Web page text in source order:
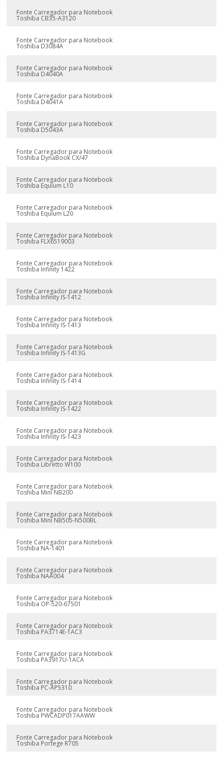
Fonte Carregador para Notebook
Toshiba CB35-A3120
Fonte Carregador para Notebook
Toshiba D3084A
Fonte Carregador para Notebook
Toshiba D4040A
Fonte Carregador para Notebook
Toshiba D4041A
Fonte Carregador para Notebook
Toshiba D5043A
Fonte Carregador para Notebook
Toshiba DynaBook CX/47
Fonte Carregador para Notebook
Toshiba Equium L10
Fonte Carregador para Notebook
Toshiba Equium L20
Fonte Carregador para Notebook
Toshiba FLX6519003
Fonte Carregador para Notebook
Toshiba Infinity 1422
Fonte Carregador para Notebook
Toshiba Infinity IS-1412
Fonte Carregador para Notebook
Toshiba Infinity IS-1413
Fonte Carregador para Notebook
Toshiba Infinity IS-1413G
Fonte Carregador para Notebook
Toshiba Infinity IS-1414
Fonte Carregador para Notebook
Toshiba Infinity IS-1422
Fonte Carregador para Notebook
Toshiba Infinity IS-1423
Fonte Carregador para Notebook
Toshiba Libretto W100
Fonte Carregador para Notebook
Toshiba Mini NB200
Fonte Carregador para Notebook
Toshiba Mini NB505-N500BL
Fonte Carregador para Notebook
Toshiba NA-1401
Fonte Carregador para Notebook
Toshiba NAA004
Fonte Carregador para Notebook
Toshiba OP-520-67501
Fonte Carregador para Notebook
Toshiba PA3714E-1AC3
Fonte Carregador para Notebook
Toshiba PA3917U-1ACA
Fonte Carregador para Notebook
Toshiba PC-AP5310
Fonte Carregador para Notebook
Toshiba PWCADP017AAWW
Fonte Carregador para Notebook
Toshiba Portege R705